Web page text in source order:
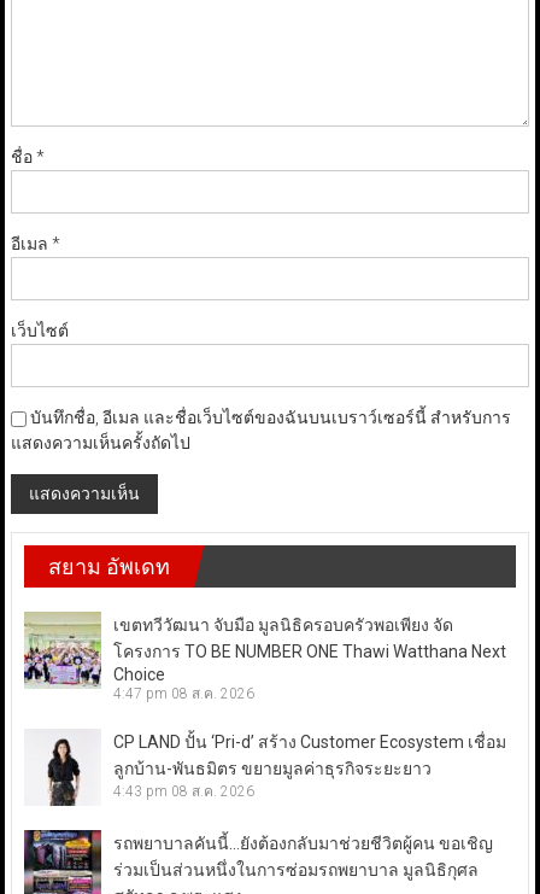
ชื่อ*
อีเมล *
เว็บไซต์
บันทึกชื่อ, อีเมล และชื่อเว็บไซต์ของฉันบนเบราว์เซอร์นี้ สำหรับการ
แสดงความเห็นครั้งถัดไป
สยาม อัพเดท
เขตทวีวัฒนา จับมือ มูลนิธิครอบครัวพอเพียง จัด
โครงการ TO BE NUMBER ONE Thawi Watthana Next
Choice
4:47 pm 08 ส.ค. 2026
CP LAND ปั้น ‘Pri-d’ สร้าง Customer Ecosystem เชื่อม
ลูกบ้าน-พันธมิตร ขยายมูลค่าธุรกิจระยะยาว
4:43 pm 08 ส.ค. 2026
รถพยาบาลคันนี้…ยังต้องกลับมาช่วยชีวิตผู้คน ขอเชิญ
ร่วมเป็นส่วนหนึ่งในการซ่อมรถพยาบาล มูลนิธิกุศล